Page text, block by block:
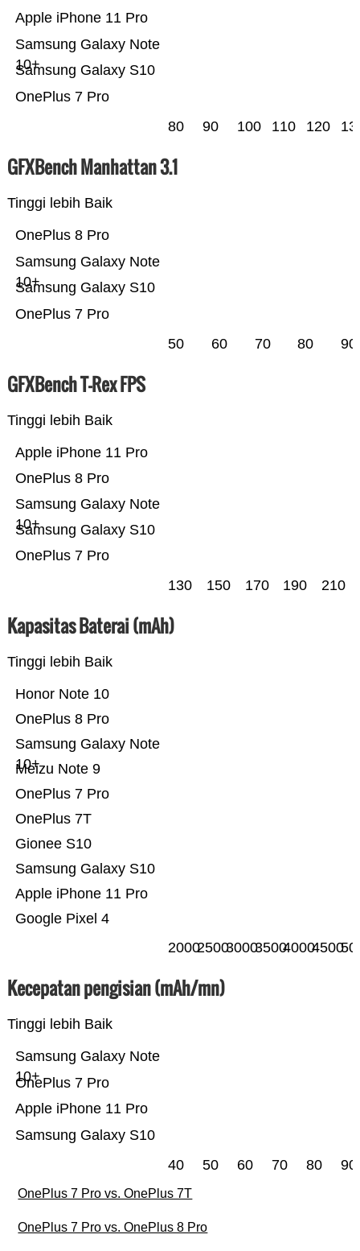
OnePlus 7 Pro
Samsung Galaxy S10
Samsung Galaxy Note
10+
Apple iPhone 11 Pro
80 90 100 110 120
GFXBench Manhattan 3.1
Tinggi lebih Baik
OnePlus 7 Pro
Samsung Galaxy S10
Samsung Galaxy Note
10+
OnePlus 8 Pro
50 60 70 80 90
GFXBench T-Rex FPS
Tinggi lebih Baik
OnePlus 7 Pro
Samsung Galaxy S10
Samsung Galaxy Note
10+
OnePlus 8 Pro
Apple iPhone 11 Pro
130 150 170 190 210
Kapasitas Baterai (mAh)
Tinggi lebih Baik
Google Pixel 4
Apple iPhone 11 Pro
Samsung Galaxy S10
Gionee S10
OnePlus 7T
OnePlus 7 Pro
Meizu Note 9
Samsung Galaxy Note
10+
OnePlus 8 Pro
Honor Note 10
200025003000350040004500
Kecepatan pengisian (mAh/mn)
Tinggi lebih Baik
Samsung Galaxy S10
Apple iPhone 11 Pro
OnePlus 7 Pro
Samsung Galaxy Note
10+
40 50 60 70 80 90
OnePlus 7 Pro vs. OnePlus 7T
OnePlus 7 Pro vs. OnePlus 8 Pro